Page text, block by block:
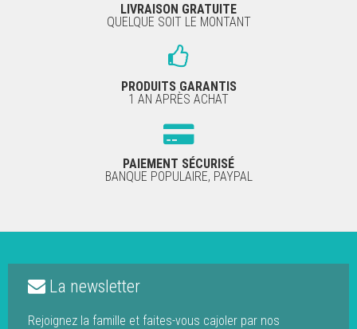
LIVRAISON GRATUITE
QUELQUE SOIT LE MONTANT
PRODUITS GARANTIS
1 AN APRÈS ACHAT
PAIEMENT SÉCURISÉ
BANQUE POPULAIRE, PAYPAL
La newsletter
Rejoignez la famille et faites-vous cajoler par nos